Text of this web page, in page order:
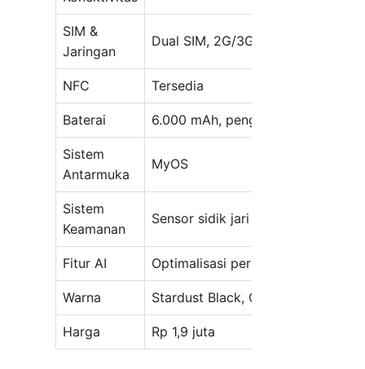
SIM &
Jaringan
Dual SIM, 2G/3G/4G
NFC Tersedia
Baterai 6.000 mAh, pengisian cepat 22,5
Sistem
Antarmuka
MyOS
Sistem
Keamanan
Sensor sidik jari di tombol daya
Fitur AI Optimalisasi performa dan kamera
Warna Stardust Black, Glacial Blue
Harga Rp 1,9 juta